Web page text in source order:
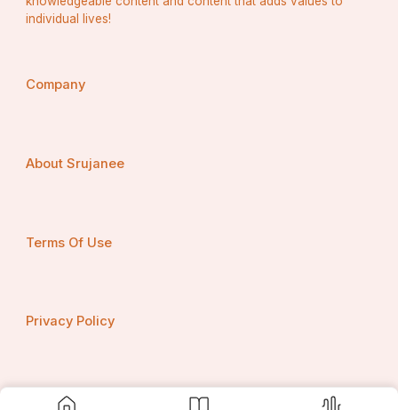
individual lives!
Company
About Srujanee
Terms Of Use
Privacy Policy
Contact us